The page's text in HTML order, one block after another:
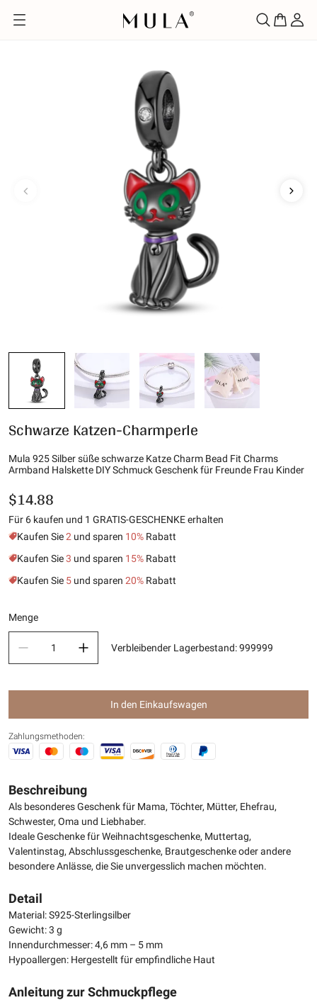
Schwarze Katzen-Charmperle
Mula 925 Silber süße schwarze Katze Charm Bead Fit Charms
Armband Halskette DIY Schmuck Geschenk für Freunde Frau Kinder
$14.88
Für 6 kaufen und 1 GRATIS-GESCHENKE erhalten
Kaufen Sie2 und sparen 10% Rabatt
Kaufen Sie3 und sparen 15% Rabatt
Kaufen Sie 5 und sparen 20% Rabatt
Menge
Verbleibender Lagerbestand:999999
In den Einkaufswagen
Zahlungsmethoden:
Beschreibung
Als besonderes Geschenk für Mama, Töchter, Mütter, Ehefrau,
Schwester, Oma und Liebhaber.
Ideale Geschenke für Weihnachtsgeschenke, Muttertag,
Valentinstag, Abschlussgeschenke, Brautgeschenke oder andere
besondere Anlässe, die Sie unvergesslich machen möchten.
Detail
Material: S925-Sterlingsilber
Gewicht: 3 g
Innendurchmesser: 4,6 mm – 5 mm
Hypoallergen: Hergestellt für empfindliche Haut
Anleitung zur Schmuckpflege